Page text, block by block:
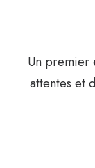
Un premier
attentes et